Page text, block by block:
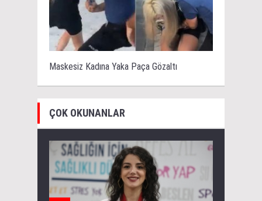
Maskesiz Kadına Yaka Paça Gözaltı
ÇOK OKUNANLAR